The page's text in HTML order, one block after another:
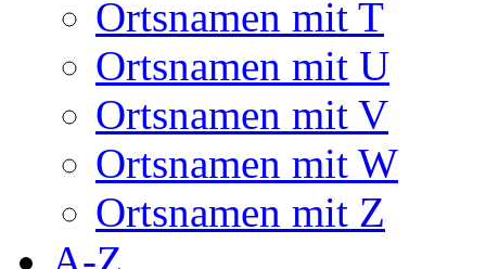
Ortsnamen mit T
Ortsnamen mit U
Ortsnamen mit V
Ortsnamen mit W
Ortsnamen mit Z